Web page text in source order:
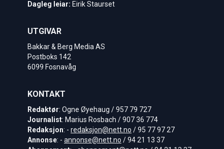
Dagleg leiar: Eirik Staurset
UTGIVAR
Bakkar & Berg Media AS
Postboks 142
6099 Fosnavåg
KONTAKT
Redaktør: Ogne Øyehaug / 957 79 727
Journalist: Marius Rosbach / 907 36 774
Redaksjon: - redaksjon@nett.no / 95 77 97 27
Annonse: - annonse@nett.no / 94 21 13 37